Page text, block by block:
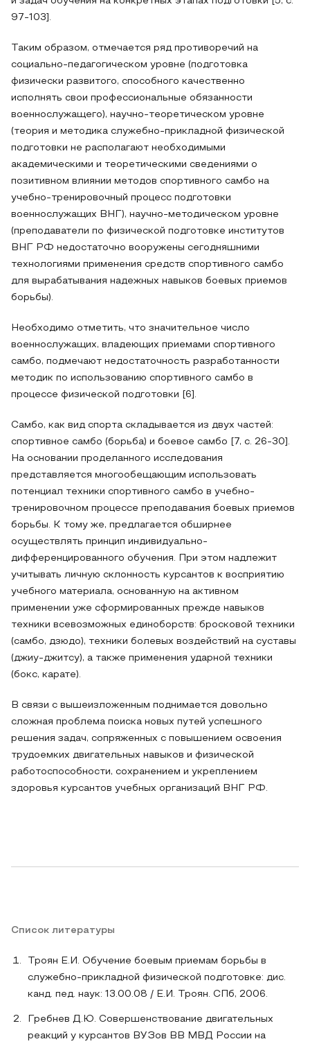
97-103].
Таким образом, отмечается ряд противоречий на
социально-педагогическом уровне (подготовка
физически развитого, способного качественно
исполнять свои профессиональные обязанности
военнослужащего), научно-теоретическом уровне
(теория и методика служебно-прикладной физической
подготовки не располагают необходимыми
академическими и теоретическими сведениями о
позитивном влиянии методов спортивного самбо на
учебно-тренировочный процесс подготовки
военнослужащих ВНГ), научно-методическом уровне
(преподаватели по физической подготовке институтов
ВНГ РФ недостаточно вооружены сегодняшними
технологиями применения средств спортивного самбо
для вырабатывания надежных навыков боевых приемов
борьбы).
Необходимо отметить, что значительное число
военнослужащих, владеющих приемами спортивного
самбо, подмечают недостаточность разработанности
методик по использованию спортивного самбо в
процессе физической подготовки [6].
Самбо, как вид спорта складывается из двух частей:
спортивное самбо (борьба) и боевое самбо [7, с. 26-30].
На основании проделанного исследования
представляется многообещающим использовать
потенциал техники спортивного самбо в учебно-
тренировочном процессе преподавания боевых приемов
борьбы. К тому же, предлагается обширнее
осуществлять принцип индивидуально-
дифференцированного обучения. При этом надлежит
учитывать личную склонность курсантов к восприятию
учебного материала, основанную на активном
применении уже сформированных прежде навыков
техники всевозможных единоборств: бросковой техники
(самбо, дзюдо), техники болевых воздействий на суставы
(джиу-джитсу), а также применения ударной техники
(бокс, карате).
В связи с вышеизложенным поднимается довольно
сложная проблема поиска новых путей успешного
решения задач, сопряженных с повышением освоения
трудоемких двигательных навыков и физической
работоспособности, сохранением и укреплением
здоровья курсантов учебных организаций ВНГ РФ.
Список литературы
Троян Е.И. Обучение боевым приемам борьбы в
служебно-прикладной физической подготовке: дис.
канд. пед. наук: 13.00.08 / Е.И. Троян. СПб, 2006.
Гребнев Д.Ю. Совершенствование двигательных
реакций у курсантов ВУЗов ВВ МВД России на